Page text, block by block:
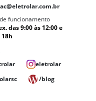
funcionamento
das 9:00 às 12:00 e
18h
eletrolar
/blog